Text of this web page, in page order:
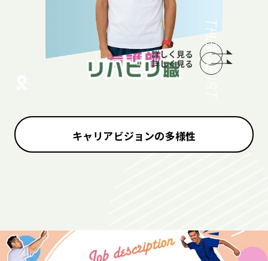
NURSE
詳しく見る THERAPIST
詳しく見る
キャリアビジョンの多様性